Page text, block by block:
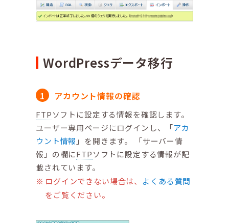
WordPressデータ移行
アカウント情報の確認
FTPソフトに設定する情報を確認します。
ユーザー専用ページにログインし、「アカ
ウント情報 」を開きます。 「サーバー情
報」の欄にFTPソフトに設定する情報が記
載されています。
ログインできない場合は、 よくある質問
をご覧ください。